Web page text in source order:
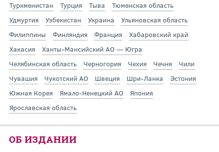
Туркменистан
Турция Тыва
Тюменская область
Удмуртия
Узбекистан Украина
Ульяновская область
Филиппины
Финляндия Франция
Хабаровский край
Хакасия
Ханты-Мансийский АО — Югра
Челябинская область
Черногория Чехия Чечня
Чили
Чувашия
Чукотский АО Швеция Шри-Ланка
Эстония
Южная Корея
Ямало-Ненецкий АО
Япония
Ярославская область
ОБ ИЗДАНИИ